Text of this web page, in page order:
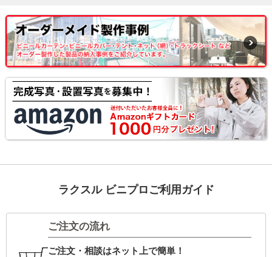
ラクスル ビニプロご利用ガイド
ご注文の流れ
ご注文・相談はネット上で簡単！